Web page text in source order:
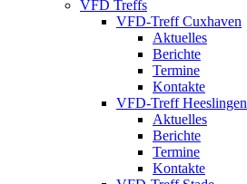
VFD Treffs
VFD-Treff Cuxhaven
Aktuelles
Berichte
Termine
Kontakte
VFD-Treff Heeslingen
Aktuelles
Berichte
Termine
Kontakte